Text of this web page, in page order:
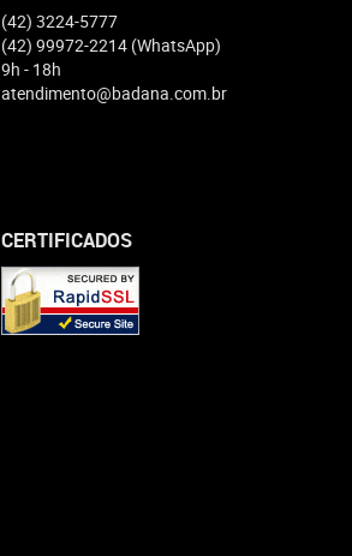
(42) 3224-5777
(42) 99972-2214 (WhatsApp)
9h - 18h
atendimento@badana.com.br
CERTIFICADOS